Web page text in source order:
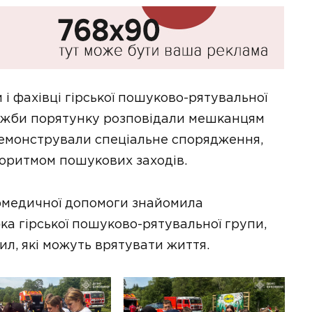
фахівці гірської пошуково-рятувальної
порятунку розповідали мешканцям
спеціальне спорядження,
пошукових заходів.
допомоги знайомила
гірської пошуково-рятувальної групи,
які можуть врятувати життя.